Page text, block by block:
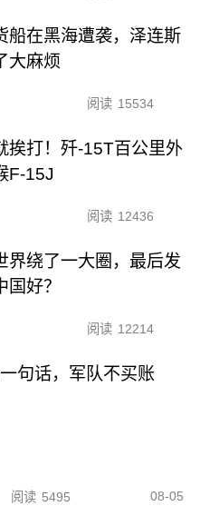
船在黑海遭袭，泽连斯
大麻烦
阅读 15534
挨打！歼-15T百公里外
F-15J
阅读 12436
界绕了一大圈，最后发
国好？
阅读 12214
句话，军队不买账
阅读 5495 08-05